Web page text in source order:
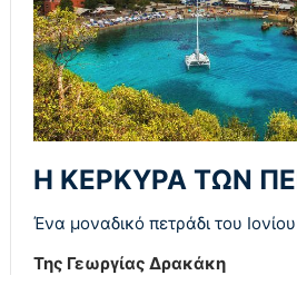
Η ΚΈΡΚΥΡΑ ΤΩΝ
Ένα μοναδικό πετράδι του
Της Γεωργίας Δρακάκη